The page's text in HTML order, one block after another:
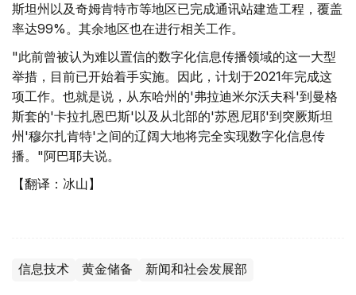
斯坦州以及奇姆肯特市等地区已完成通讯站建造工程，覆盖
率达99%。其余地区也在进行相关工作。
"此前曾被认为难以置信的数字化信息传播领域的这一大型
举措，目前已开始着手实施。因此，计划于2021年完成这
项工作。也就是说，从东哈州的'弗拉迪米尔沃夫科'到曼格
斯套的'卡拉扎恩巴斯'以及从北部的'苏恩尼耶'到突厥斯坦
州'穆尔扎肯特'之间的辽阔大地将完全实现数字化信息传
播。"阿巴耶夫说。
【翻译：冰山】
信息技术 黄金储备 新闻和社会发展部